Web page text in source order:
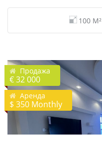
100 M²
Продажа
€ 32 000
Аренда
$ 350 Monthly